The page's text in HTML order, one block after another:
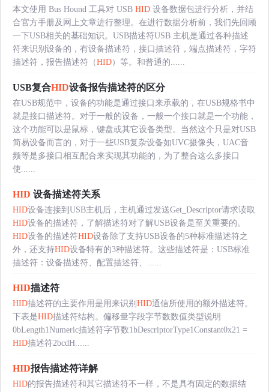
本文使用 Bus Hound 工具对 USB HID 设备数据包进行分析，并结
合官方手册及网上文章进行整理。在进行数据分析前，我们先回顾
一下USB相关的基础知识。USB描述符USB 主机是通过各种描述
符来识别设备的，有设备描述符，接口描述符，端点描述符，字符
描述符，报告描述符（HID）等。和普通的......
USB复合HID设备报告描述符的区分
在USB规范中，设备的功能是通过接口来承载的，在USB规格书中
就是接口描述符。对于一般的设备，一般一个接口就是一个功能，
这个功能可以是鼠标，键盘或其它设备类型。当然这个只是对USB
简易设备而言的，对于一些USB复杂设备如UVC摄像头，UAC音
频等是多接口相互配合来实现其功能的，为了整合这么多接口
使......
HID 设备描述符关系
HID设备连接到USB主机后，主机通过发送Get_Descriptor请求读取
HID设备的描述符，了解描述符对了解USB设备是至关重要的。
HID设备的描述符HID设备除了支持USB设备的5种标准描述符之
外，还支持HID设备特有的3种描述符。这些描述符是：USB标准
描述符：设备描述符、配置描述符、......
HID描述符
HID描述符的主要作用是用来识别 HID通信所使用的额外描述符。
下表是HID描述符结构。偏移量字段字节数数值类型说明
0bLength1Numeric描述符字节数1bDescriptorType1Constant0x21 =
HID描述符2bcdH......
HID报告描述符详解
HID的报告描述符和其它描述符不一样，不是具有固定的数据结